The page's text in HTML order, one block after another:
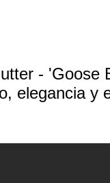
- 'Goose
elegancia y